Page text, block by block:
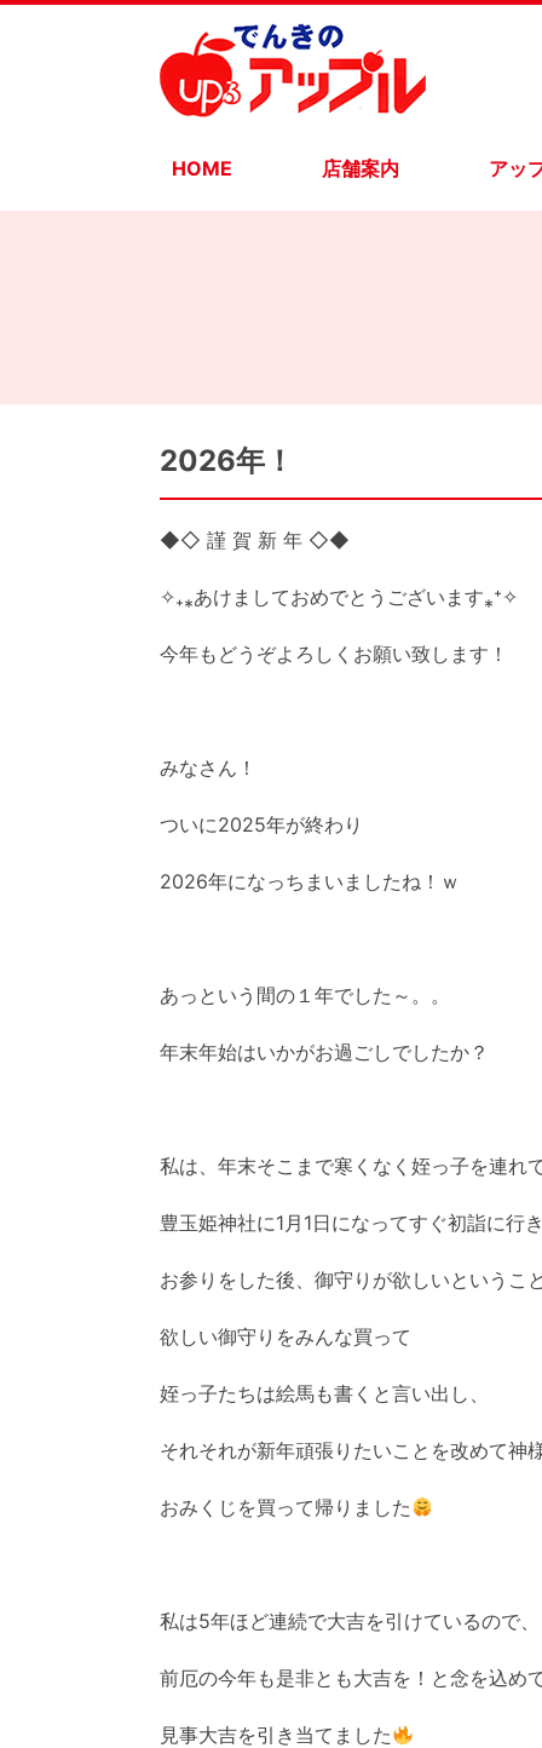
HOME 店舗案内 アッ
2026年！
◆◇ 謹 賀 新 年 ◇◆
✧₊⁎あけましておめでとうございます⁎⁺✧
今年もどうぞよろしくお願い致します！
みなさん！
ついに2025年が終わり
2026年になっちまいましたね！ｗ
あっという間の１年でした～。。
年末年始はいかがお過ごしでしたか？
私は、年末そこまで寒くなく姪っ子を連れ
豊玉姫神社に1月1日になってすぐ初詣に行き
お参りをした後、御守りが欲しいというこ
欲しい御守りをみんな買って
姪っ子たちは絵馬も書くと言い出し、
それそれが新年頑張りたいことを改めて神
おみくじを買って帰りました
私は5年ほど連続で大吉を引けているので、
前厄の今年も是非とも大吉を！と念を込め
見事大吉を引き当てました